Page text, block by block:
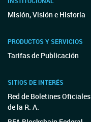
Misión, Visión e Historia
PRODUCTOS Y SERVICIOS
Tarifas de Publicación
SITIOS DE INTERÉS
Red de Boletines Oficiales
de la R. A.